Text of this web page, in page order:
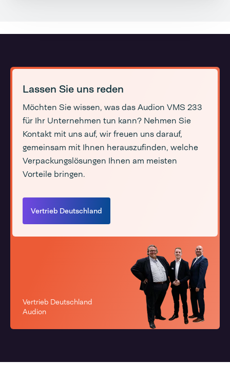
Lassen Sie uns reden
Möchten Sie wissen, was das Audion VMS 233
für Ihr Unternehmen tun kann? Nehmen Sie
Kontakt mit uns auf, wir freuen uns darauf,
gemeinsam mit Ihnen herauszufinden, welche
Verpackungslösungen Ihnen am meisten
Vorteile bringen.
Vertrieb Deutschland
Vertrieb Deutschland
Audion